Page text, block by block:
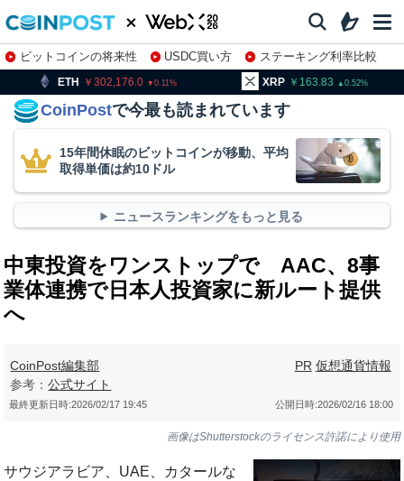
ビットコインの将来性 USDC買い方
ステーキング利率比較
株特集・関連銘柄
0.11 XRP 0.52 BNB
CoinPostで今最も読まれています
15年間休眠のビットコインが移動、平均
取得単価は約10ドル
ニュースランキングをもっと見る
中東投資をワンストップで AAC、8事
業体連携で日本人投資家に新ルート提供
へ
CoinPost編集部
参考：公式サイト
PR 仮想通貨情報
公開日時:2026/02/16 18:00
最終更新日時:2026/02/17 19:45
画像はShutterstockのライセンス許諾により使用
サウジアラビア、UAE、カタールな